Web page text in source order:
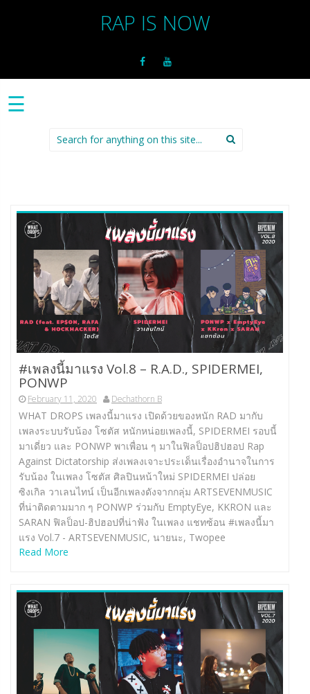
RAP IS NOW
☰
Search
for:
#เพลงนี้มาแรง Vol.8 – R.A.D., SPIDERMEI,
PONWP
February 11, 2020 Dechathorn B
WHAT DROPS เพลงนี้มาแรง เปิดด้วยของหนัก RAD มากับ
เพลงระบบรับน้อง โซตัส หนักหน่อยเพลงนี้, SPIDERMEI รอบนี้
มาเดี่ยว และ PONWP พาเพื่อน ๆ มาในฟิลป็อปฮิปฮอป Rap
Against Dictatorship ส่งเพลงเจาะประเด็นเรื่องอำนาจในการ
รับน้อง ในเพลง โซตัส ศิลปินหน้าใหม่ SPIDERMEI ปล่อย
ซิงเกิล วาเลนไทน์ เป็นอีกเพลงดังจากกลุ่ม ARTSEVENMUSIC
ที่น่าติดตามมาก ๆ PONWP ร่วมกับ EmptyEye, KKRON และ
SARAN ฟิลป็อป-ฮิปฮอปที่น่าฟัง ในเพลง แชทซ้อน #เพลงนี้มา
แรง Vol.7 -​ ARTSEVENMUSIC, นายนะ, Twopee
Read More